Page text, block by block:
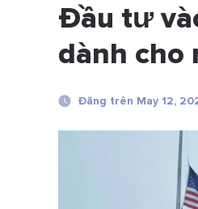
Đầu tư
dành cho
Đăng trên May 12,